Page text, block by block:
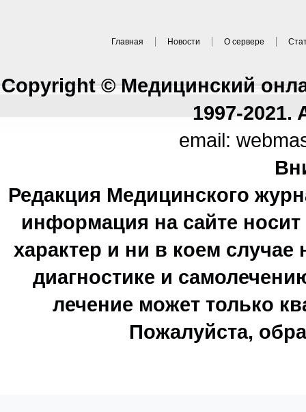
Главная Новости О сервере
Copyright © Медицинский
1997-2021.
email:
Редакция Медицинского
информация на сайте
характер и ни в коем
диагностике и
лечение может только
Пожалуйста,